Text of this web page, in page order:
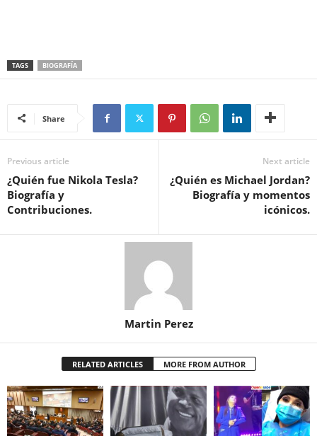
TAGS BIOGRAFÍA
Share
Previous article
¿Quién fue Nikola Tesla?
Biografía y
Contribuciones.
Next article
¿Quién es Michael Jordan?
Biografía y momentos
icónicos.
Martin Perez
RELATED ARTICLES MORE FROM AUTHOR